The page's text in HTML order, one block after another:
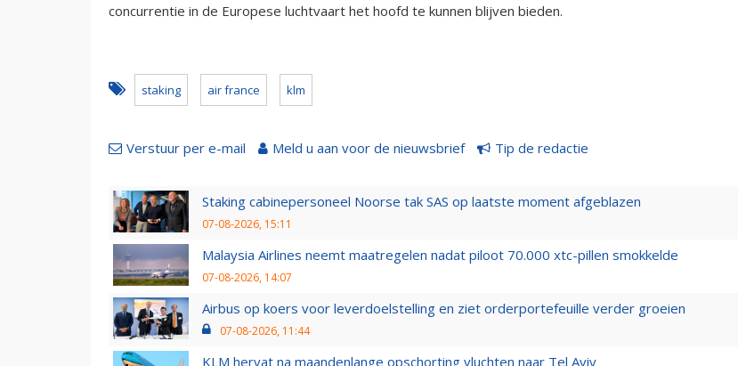
concurrentie in de Europese luchtvaart het hoofd te kunnen blijven bieden.
staking air france klm
Verstuur per e-mail Meld u aan voor de nieuwsbrief Tip de redactie
Staking cabinepersoneel Noorse tak SAS op laatste moment afgeblazen
07-08-2026, 15:11
Malaysia Airlines neemt maatregelen nadat piloot 70.000 xtc-pillen smokkelde
07-08-2026, 14:07
Airbus op koers voor leverdoelstelling en ziet orderportefeuille verder groeien
07-08-2026, 11:44
KLM hervat na maandenlange opschorting vluchten naar Tel Aviv